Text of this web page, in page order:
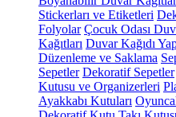
Stickerları ve Etiketleri
Folyolar Çocuk Odası
Kağıtları Duvar Kağıdı
Düzenleme ve Saklama
Sepetler Dekoratif Sepetler
Kutusu ve Organizerleri
Ayakkabı Kutuları